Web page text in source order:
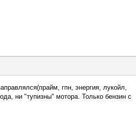
гпн, энергия, лукойл,
ни "тупизны" мотора. Только бензин с